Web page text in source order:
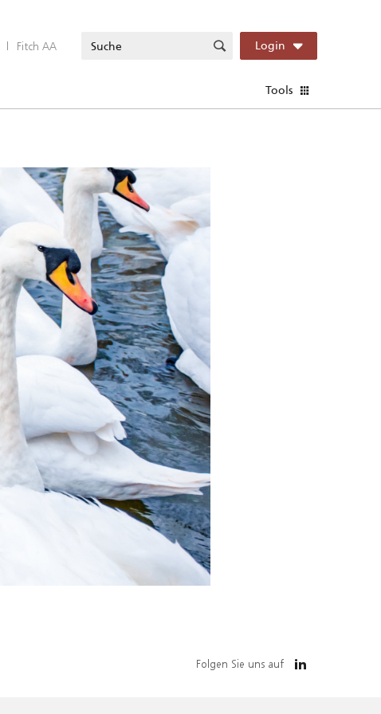
| Fitch AA Login
Tools
Folgen Sie uns auf